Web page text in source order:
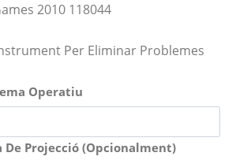
2010 118044
Per Eliminar Problemes
Operatiu
De Projecció (Opcionalment)